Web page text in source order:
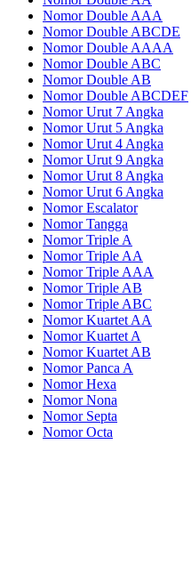
Nomor Double AAA
Nomor Double ABCDE
Nomor Double AAAA
Nomor Double ABC
Nomor Double AB
Nomor Double ABCDEF
Nomor Urut 7 Angka
Nomor Urut 5 Angka
Nomor Urut 4 Angka
Nomor Urut 9 Angka
Nomor Urut 8 Angka
Nomor Urut 6 Angka
Nomor Escalator
Nomor Tangga
Nomor Triple A
Nomor Triple AA
Nomor Triple AAA
Nomor Triple AB
Nomor Triple ABC
Nomor Kuartet AA
Nomor Kuartet A
Nomor Kuartet AB
Nomor Panca A
Nomor Hexa
Nomor Nona
Nomor Septa
Nomor Octa